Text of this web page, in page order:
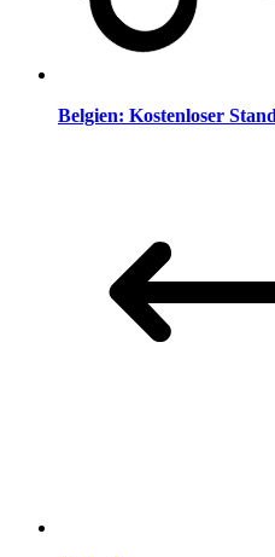
Belgien: Kostenloser